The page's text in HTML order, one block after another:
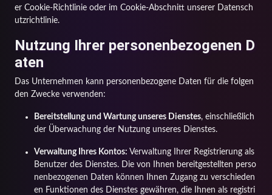
er Cookie-Richtlinie oder im Cookie-Abschnitt unserer Datensch
utzrichtlinie.
Nutzung Ihrer personenbezogenen D
aten
Das Unternehmen kann personenbezogene Daten für die folgen
den Zwecke verwenden:
Bereitstellung und Wartung unseres Dienstes, einschließlich
der Überwachung der Nutzung unseres Dienstes.
Verwaltung Ihres Kontos: Verwaltung Ihrer Registrierung als
Benutzer des Dienstes. Die von Ihnen bereitgestellten perso
nenbezogenen Daten können Ihnen Zugang zu verschieden
en Funktionen des Dienstes gewähren, die Ihnen als registri